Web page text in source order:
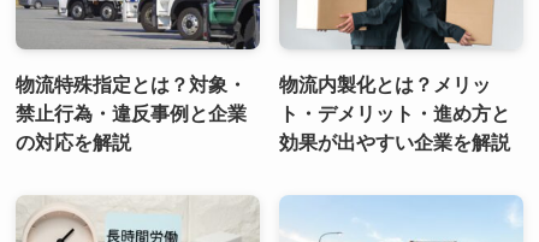
物流特殊指定とは？対象・
禁止行為・違反事例と企業
の対応を解説
物流内製化とは？メリッ
ト・デメリット・進め方と
効果が出やすい企業を解説